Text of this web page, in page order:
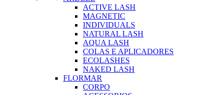
ACTIVE LASH
MAGNETIC
INDIVIDUALS
NATURAL LASH
AQUA LASH
COLAS E APLICADORES
ECOLASHES
NAKED LASH
FLORMAR
CORPO